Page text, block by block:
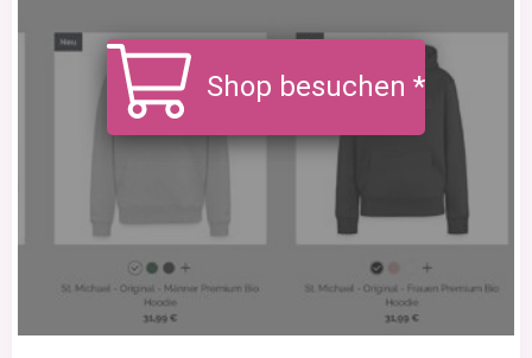
Shop besuchen *